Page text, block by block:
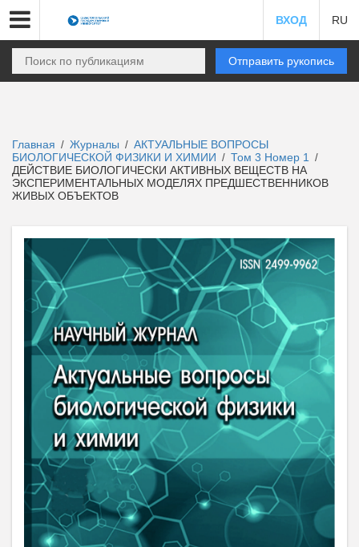
ВХОД RU
Отправить рукопись
Главная / Журналы / АКТУАЛЬНЫЕ ВОПРОСЫ
БИОЛОГИЧЕСКОЙ ФИЗИКИ И ХИМИИ / Том 3 Номер 1 /
ДЕЙСТВИЕ БИОЛОГИЧЕСКИ АКТИВНЫХ ВЕЩЕСТВ НА
ЭКСПЕРИМЕНТАЛЬНЫХ МОДЕЛЯХ ПРЕДШЕСТВЕННИКОВ
ЖИВЫХ ОБЪЕКТОВ